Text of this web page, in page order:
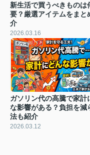
新生活で買うべきものは
要？厳選アイテムをまと
介
2026.03.16
ガソリン代の高騰で家計
な影響がある？負担を減
法も紹介
2026.03.12